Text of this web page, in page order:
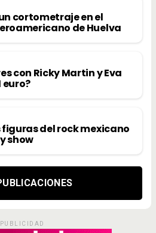
cortometraje en el
de Huelva
con Ricky Martin y Eva
euro?
figuras del rock mexicano
show
PUBLICIDAD